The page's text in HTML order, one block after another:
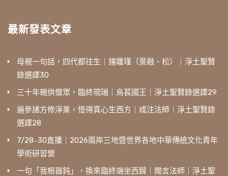
最新發表文章
母親一句話，四代都往生｜鐘離瑾（景融、松）｜淨土聖賢
錄選譯30
三十年親供僧眾，臨終現瑞｜烏萇國王｜淨土聖賢錄選譯29
遍參諸方修淨業，悟得真心生西方｜成注法師｜淨土聖賢錄
選譯28
7/28‒30直播｜2026兩岸三地暨世界各地中華傳統文化青年
學術研習營
一句「我根器鈍」，換來臨終端坐西歸｜聞言法師｜淨土聖